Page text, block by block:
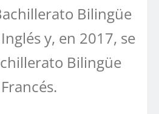
Bilingüe
y, en 2017, se
Bilingüe